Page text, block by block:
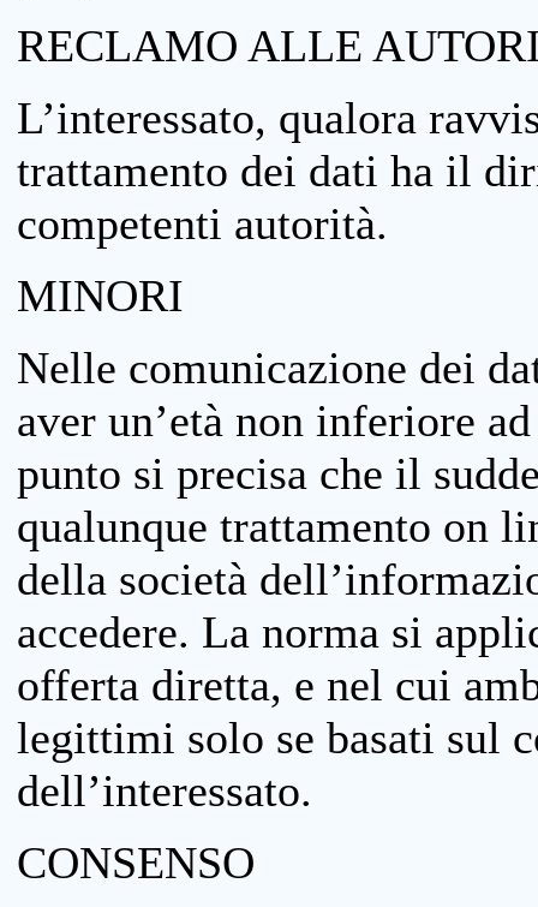
RECLAMO ALLE
L’interessato, qualora
trattamento dei dati ha il
competenti autorità.
MINORI
Nelle comunicazione dei
aver un’età non inferiore
punto si precisa che il
qualunque trattamento on
della società
accedere. La norma si
offerta diretta, e nel cui
legittimi solo se basati sul
dell’interessato.
CONSENSO